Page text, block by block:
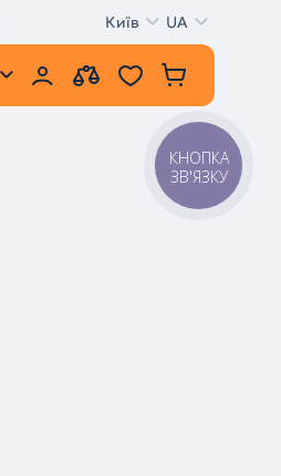
Київ UA
КНОПКА
ЗВ'ЯЗКУ